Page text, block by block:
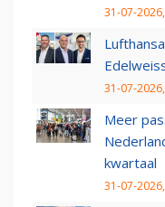
31-07-
31-07-
Meer
kwartaal
31-07-